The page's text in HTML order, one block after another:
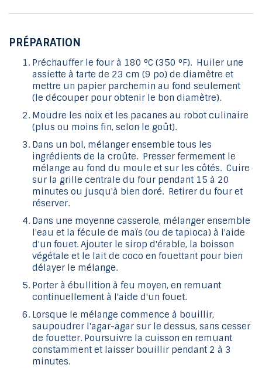
PRÉPARATION
Préchauffer le four à 180 °C (350 °F). Huiler une
assiette à tarte de 23 cm (9 po) de diamètre et
mettre un papier parchemin au fond seulement
(le découper pour obtenir le bon diamètre).
Moudre les noix et les pacanes au robot culinaire
(plus ou moins fin, selon le goût).
Dans un bol, mélanger ensemble tous les
ingrédients de la croûte. Presser fermement le
mélange au fond du moule et sur les côtés. Cuire
sur la grille centrale du four pendant 15 à 20
minutes ou jusqu'à bien doré. Retirer du four et
réserver.
Dans une moyenne casserole, mélanger ensemble
l'eau et la fécule de maïs (ou de tapioca) à l'aide
d'un fouet. Ajouter le sirop d'érable, la boisson
végétale et le lait de coco en fouettant pour bien
délayer le mélange.
Porter à ébullition à feu moyen, en remuant
continuellement à l'aide d'un fouet.
Lorsque le mélange commence à bouillir,
saupoudrer l'agar-agar sur le dessus, sans cesser
de fouetter. Poursuivre la cuisson en remuant
constamment et laisser bouillir pendant 2 à 3
minutes.